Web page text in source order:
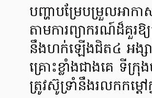
បញ្ហាបម្រែបម្រួលអាកា
តាមការព្យាករណ៍ដ៏គួរ
នឹងហក់ឡើងជិត៤ អង្ស
គ្រោះខ្លាំងជាងគេ ទី
ត្រូវស៊ូទ្រាំនឹងរលកកម្ដ